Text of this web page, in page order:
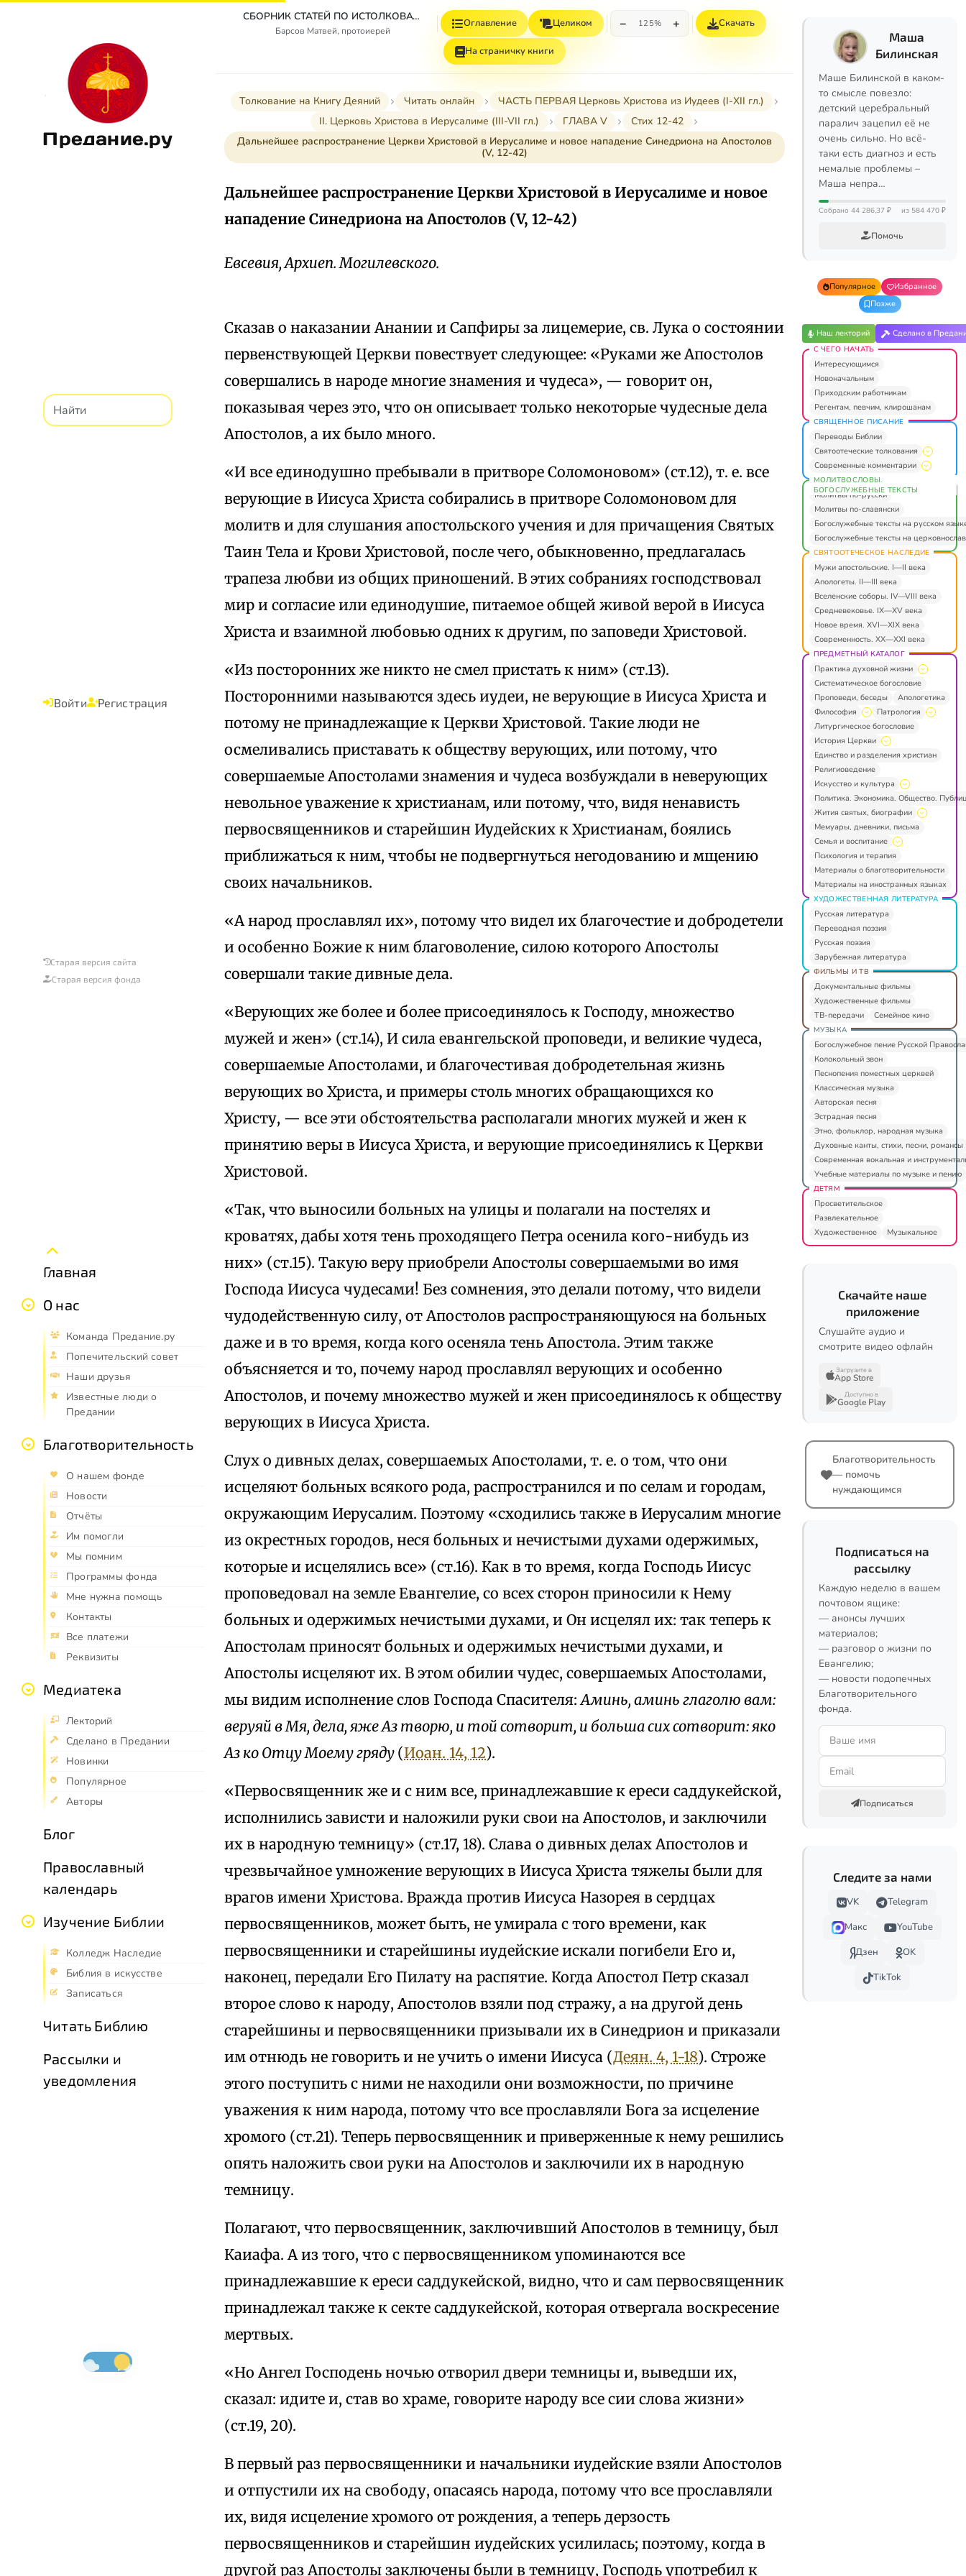
Предание.ру
Войти Регистрация
Старая версия сайта
Старая версия фонда
Главная
О нас
Команда Предание.ру
Попечительский совет
Наши друзья
Известные люди о
Предании
Благотворительность
О нашем фонде
Новости
Отчёты
Им помогли
Мы помним
Программы фонда
Мне нужна помощь
Контакты
Все платежи
Реквизиты
Медиатека
Лекторий
Сделано в Предании
Новинки
Популярное
Авторы
Блог
Православный
календарь
Изучение Библии
Колледж Наследие
Библия в искусстве
Записаться
Читать Библию
Рассылки и
уведомления
СБОРНИК СТАТЕЙ ПО ИСТОЛКОВАТЕЛЬНОМУ И НАЗИДАТЕЛЬНОМУ ЧТЕНИЮ ДЕЯНИЙ СВЯТЫХ АПОСТОЛОВ
Барсов Матвей, протоиерей
Оглавление Целиком − 125% + Скачать
На страничку книги
Толкование на Книгу Деяний Читать онлайн
ЧАСТЬ ПЕРВАЯ Церковь Христова из Иудеев (I-XII гл.)
II. Церковь Христова в Иерусалиме (III-VII гл.)
ГЛАВА V
Стих 12-42
Дальнейшее распространение Церкви Христовой в Иерусалиме и новое нападение Синедриона на Апостолов
(V, 12-42)
Дальнейшее распространение Церкви Христовой в Иерусалиме и новое
нападение Синедриона на Апостолов (V, 12-42)
Евсевия, Архиеп. Могилевского.
Сказав о наказании Анании и Сапфиры за лицемерие, св. Лука о состоянии
первенствующей Церкви повествует следующее: «Руками же Апостолов
совершались в народе многие знамения и чудеса», — говорит он,
показывая через это, что он описывает только некоторые чудесные дела
Апостолов, а их было много.
«И все единодушно пребывали в притворе Соломоновом» (ст.12), т. е. все
верующие в Иисуса Христа собирались в притворе Соломоновом для
молитв и для слушания апостольского учения и для причащения Святых
Таин Тела и Крови Христовой, после чего, обыкновенно, предлагалась
трапеза любви из общих приношений. В этих собраниях господствовал
мир и согласие или единодушие, питаемое общей живой верой в Иисуса
Христа и взаимной любовью одних к другим, по заповеди Христовой.
«Из посторонних же никто не смел пристать к ним» (ст.13).
Посторонними называются здесь иудеи, не верующие в Иисуса Христа и
потому не принадлежащие к Церкви Христовой. Такие люди не
осмеливались приставать к обществу верующих, или потому, что
совершаемые Апостолами знамения и чудеса возбуждали в неверующих
невольное уважение к христианам, или потому, что, видя ненависть
первосвященников и старейшин Иудейских к Христианам, боялись
приближаться к ним, чтобы не подвергнуться негодованию и мщению
своих начальников.
«А народ прославлял их», потому что видел их благочестие и добродетели
и особенно Божие к ним благоволение, силою которого Апостолы
совершали такие дивные дела.
«Верующих же более и более присоединялось к Господу, множество
мужей и жен» (ст.14), И сила евангельской проповеди, и великие чудеса,
совершаемые Апостолами, и благочестивая добродетельная жизнь
верующих во Христа, и примеры столь многих обращающихся ко
Христу, — все эти обстоятельства располагали многих мужей и жен к
принятию веры в Иисуса Христа, и верующие присоединялись к Церкви
Христовой.
«Так, что выносили больных на улицы и полагали на постелях и
кроватях, дабы хотя тень проходящего Петра осенила кого-нибудь из
них» (ст.15). Такую веру приобрели Апостолы совершаемыми во имя
Господа Иисуса чудесами! Без сомнения, это делали потому, что видели
чудодейственную силу, от Апостолов распространяющуюся на больных
даже и в то время, когда кого осеняла тень Апостола. Этим также
объясняется и то, почему народ прославлял верующих и особенно
Апостолов, и почему множество мужей и жен присоединялось к обществу
верующих в Иисуса Христа.
Слух о дивных делах, совершаемых Апостолами, т. е. о том, что они
исцеляют больных всякого рода, распространился и по селам и городам,
окружающим Иерусалим. Поэтому «сходились также в Иерусалим многие
из окрестных городов, неся больных и нечистыми духами одержимых,
которые и исцелялись все» (ст.16). Как в то время, когда Господь Иисус
проповедовал на земле Евангелие, со всех сторон приносили к Нему
больных и одержимых нечистыми духами, и Он исцелял их: так теперь к
Апостолам приносят больных и одержимых нечистыми духами, и
Апостолы исцеляют их. В этом обилии чудес, совершаемых Апостолами,
мы видим исполнение слов Господа Спасителя: Аминь, аминь глаголю вам:
веруяй в Мя, дела, яже Аз творю, и той сотворит, и больша сих сотворит: яко
Аз ко Отцу Моему гряду (Иоан. 14, 12).
«Первосвященник же и с ним все, принадлежавшие к ереси саддукейской,
исполнились зависти и наложили руки свои на Апостолов, и заключили
их в народную темницу» (ст.17, 18). Слава о дивных делах Апостолов и
чрезвычайное умножение верующих в Иисуса Христа тяжелы были для
врагов имени Христова. Вражда против Иисуса Назорея в сердцах
первосвященников, может быть, не умирала с того времени, как
первосвященники и старейшины иудейские искали погибели Его и,
наконец, передали Его Пилату на распятие. Когда Апостол Петр сказал
второе слово к народу, Апостолов взяли под стражу, а на другой день
старейшины и первосвященники призывали их в Синедрион и приказали
им отнюдь не говорить и не учить о имени Иисуса (Деян. 4, 1-18). Строже
этого поступить с ними не находили они возможности, по причине
уважения к ним народа, потому что все прославляли Бога за исцеление
хромого (ст.21). Теперь первосвященник и приверженные к нему решились
опять наложить свои руки на Апостолов и заключили их в народную
темницу.
Полагают, что первосвященник, заключивший Апостолов в темницу, был
Каиафа. А из того, что с первосвященником упоминаются все
принадлежавшие к ереси саддукейской, видно, что и сам первосвященник
принадлежал также к секте саддукейской, которая отвергала воскресение
мертвых.
«Но Ангел Господень ночью отворил двери темницы и, выведши их,
сказал: идите и, став во храме, говорите народу все сии слова жизни»
(ст.19, 20).
В первый раз первосвященники и начальники иудейские взяли Апостолов
и отпустили их на свободу, опасаясь народа, потому что все прославляли
их, видя исцеление хромого от рождения, а теперь дерзость
первосвященников и старейшин иудейских усилилась; поэтому, когда в
другой раз Апостолы заключены были в темницу, Господь употребил к
Маша
Билинская
Маше Билинской в каком-
то смысле повезло:
детский церебральный
паралич зацепил её не
очень сильно. Но всё-
таки есть диагноз и есть
немалые проблемы –
Маша непра…
Собрано 44 286,37 ₽ из 584 470 ₽
Помочь
Популярное
Избранное
Позже
Наш лекторий Сделано в
С ЧЕГО НАЧАТЬ
Интересующимся
Новоначальным
Приходским работникам
Регентам, певчим, клирошанам
СВЯЩЕННОЕ ПИСАНИЕ
Переводы Библии
Святоотеческие толкования
Современные комментарии
МОЛИТВОСЛОВЫ.
БОГОСЛУЖЕБНЫЕ ТЕКСТЫ
Молитвы по-русски
Молитвы по-славянски
Богослужебные тексты на русском
Богослужебные тексты на
СВЯТООТЕЧЕСКОЕ НАСЛЕДИЕ
Мужи апостольские. I—II века
Апологеты. II—III века
Вселенские соборы. IV—VIII века
Средневековье. IX—XV века
Новое время. XVI—XIX века
Современность. XX—XXI века
ПРЕДМЕТНЫЙ КАТАЛОГ
Практика духовной жизни
Систематическое богословие
Проповеди, беседы
Апологетика
Философия
Патрология
Литургическое богословие
История Церкви
Единство и разделения христиан
Религиоведение
Искусство и культура
Политика. Экономика. Общество.
Жития святых, биографии
Мемуары, дневники, письма
Семья и воспитание
Психология и терапия
Материалы о благотворительности
Материалы на иностранных языках
ХУДОЖЕСТВЕННАЯ ЛИТЕРАТУРА
Русская литература
Переводная поэзия
Русская поэзия
Зарубежная литература
ФИЛЬМЫ И ТВ
Документальные фильмы
Художественные фильмы
ТВ-передачи
Семейное кино
МУЗЫКА
Богослужебное пение Русской
Колокольный звон
Песнопения поместных церквей
Классическая музыка
Авторская песня
Эстрадная песня
Этно, фольклор, народная музыка
Духовные канты, стихи, песни, романсы
Современная вокальная и
Учебные материалы по музыке и пению
ДЕТЯМ
Просветительское
Развлекательное
Художественное
Музыкальное
Скачайте наше
приложение
Слушайте аудио и
смотрите видео офлайн
Загрузите в
App Store
Доступно в
Google Play
Благотворительность
— помочь
нуждающимся
Подписаться на
рассылку
Каждую неделю в вашем
почтовом ящике:
— анонсы лучших
материалов;
— разговор о жизни по
Евангелию;
— новости подопечных
Благотворительного
фонда.
Подписаться
Следите за нами
VK
Telegram
Макс
YouTube
Дзен
OK
TikTok